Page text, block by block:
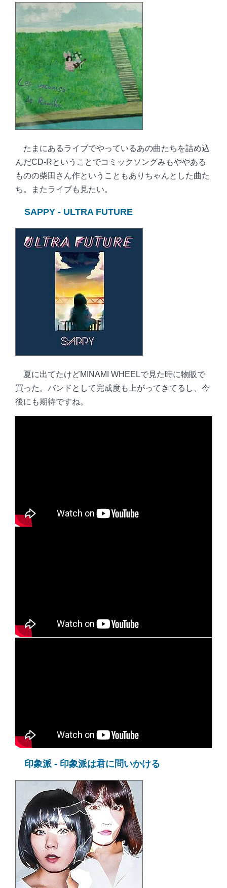
たまにあるライブでやっているあの曲たちを詰め込
んだCD-Rということでコミックソングみもややある
ものの柴田さん作ということもありちゃんとした曲た
ち。またライブも見たい。
SAPPY - ULTRA FUTURE
夏に出てたけどMINAMI WHEELで見た時に物販で
買った。バンドとして完成度も上がってきてるし、今
後にも期待ですね。
印象派 - 印象派は君に問いかける